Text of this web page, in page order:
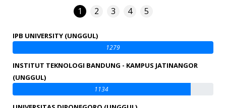
1 2 3 4 5
IPB UNIVERSITY (UNGGUL)
1279
INSTITUT TEKNOLOGI BANDUNG - KAMPUS JATINANGOR
(UNGGUL)
1134